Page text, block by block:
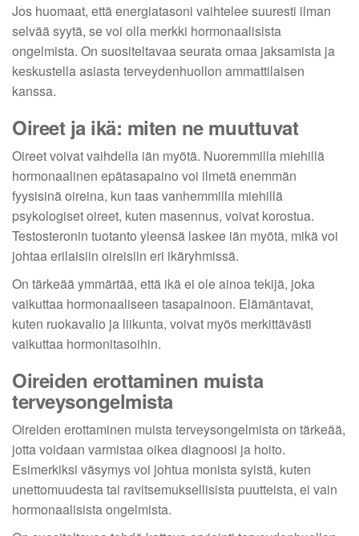
Jos huomaat, että energiatasoni vaihtelee suuresti ilman
selvää syytä, se voi olla merkki hormonaalisista
ongelmista. On suositeltavaa seurata omaa jaksamista ja
keskustella asiasta terveydenhuollon ammattilaisen
kanssa.
Oireet ja ikä: miten ne muuttuvat
Oireet voivat vaihdella iän myötä. Nuoremmilla miehillä
hormonaalinen epätasapaino voi ilmetä enemmän
fyysisinä oireina, kun taas vanhemmilla miehillä
psykologiset oireet, kuten masennus, voivat korostua.
Testosteronin tuotanto yleensä laskee iän myötä, mikä voi
johtaa erilaisiin oireisiin eri ikäryhmissä.
On tärkeää ymmärtää, että ikä ei ole ainoa tekijä, joka
vaikuttaa hormonaaliseen tasapainoon. Elämäntavat,
kuten ruokavalio ja liikunta, voivat myös merkittävästi
vaikuttaa hormonitasoihin.
Oireiden erottaminen muista
terveysongelmista
Oireiden erottaminen muista terveysongelmista on tärkeää,
jotta voidaan varmistaa oikea diagnoosi ja hoito.
Esimerkiksi väsymys voi johtua monista syistä, kuten
unettomuudesta tai ravitsemuksellisista puutteista, ei vain
hormonaalisista ongelmista.